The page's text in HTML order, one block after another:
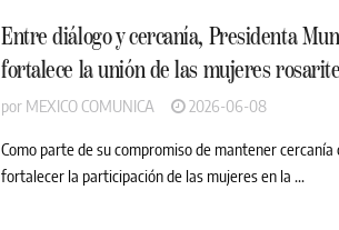
Entre diálogo y cercanía, Presidenta
fortalece la unión de las mujeres
por MEXICO COMUNICA 2026-06-08
Como parte de su compromiso de mantener cercanía
fortalecer la participación de las mujeres en la ...